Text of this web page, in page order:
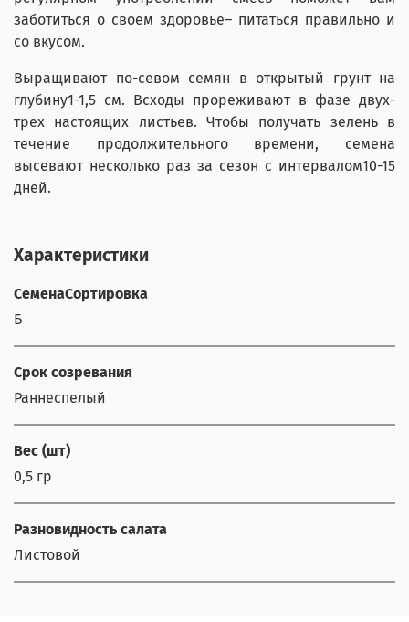
заботиться о своем здоровье– питаться правильно и
со вкусом.
Выращивают по-севом семян в открытый грунт на
глубину1-1,5 см. Всходы прореживают в фазе двух-
трех настоящих листьев. Чтобы получать зелень в
течение продолжительного времени, семена
высевают несколько раз за сезон с интервалом10-15
дней.
Характеристики
СеменаСортировка
Б
Срок созревания
Раннеспелый
Вес (шт)
0,5 гр
Разновидность салата
Листовой